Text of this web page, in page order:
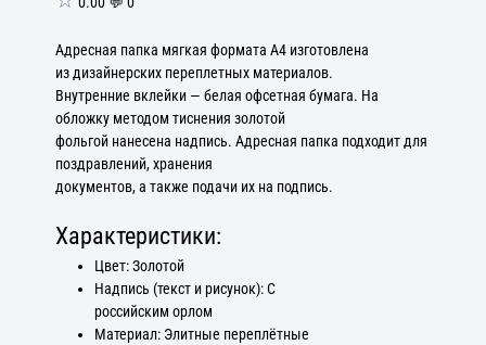
Адресная папка мягкая формата А4 изготовлена
из дизайнерских переплетных материалов.
Внутренние вклейки — белая офсетная бумага. На
обложку методом тиснения золотой
фольгой нанесена надпись. Адресная папка подходит для
поздравлений, хранения
документов, а также подачи их на подпись.
Характеристики:
Цвет: Золотой
Надпись (текст и рисунок): С
российским орлом
Материал: Элитные переплётные